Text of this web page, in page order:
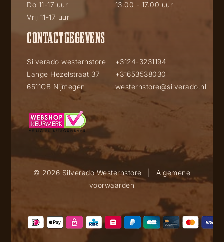
Do 11-17 uur
Vrij 11-17 uur
13.00 - 17.00 uur
CONTACTGEGEVENS
Silverado westernstore
Lange Hezelstraat 37
6511CB Nijmegen
+3124-3231194
+31653538030
westernstore@silverado.nl
© 2026 Silverado Westernstore
Algemene
voorwaarden